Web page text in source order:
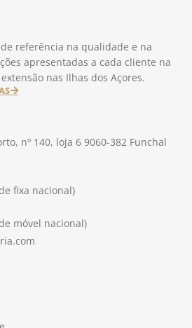
referência na qualidade e na
apresentadas a cada cliente na
nas Ilhas dos Açores.
nº 140, loja 6 9060-382 Funchal
fixa nacional)
móvel nacional)